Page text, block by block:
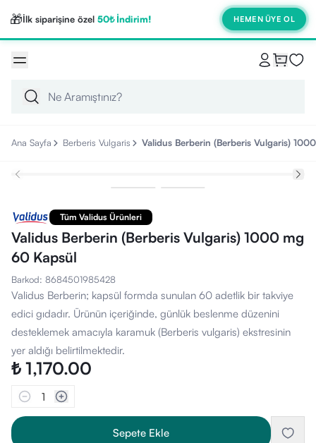
🎁İlk siparişine özel 50₺ İndirim! HEMEN ÜYE OL
Ana Sayfa Berberis Vulgaris Validus Berberin (Berberis Vulgaris)
Tüm Validus Ürünleri
Validus Berberin (Berberis Vulgaris) 1000 mg
60 Kapsül
Barkod: 8684501985428
Validus Berberin; kapsül formda sunulan 60 adetlik bir takviye
edici gıdadır. Ürünün içeriğinde, günlük beslenme düzenini
desteklemek amacıyla karamuk (Berberis vulgaris) ekstresinin
yer aldığı belirtilmektedir.
₺ 1,170.00
1
Sepete Ekle